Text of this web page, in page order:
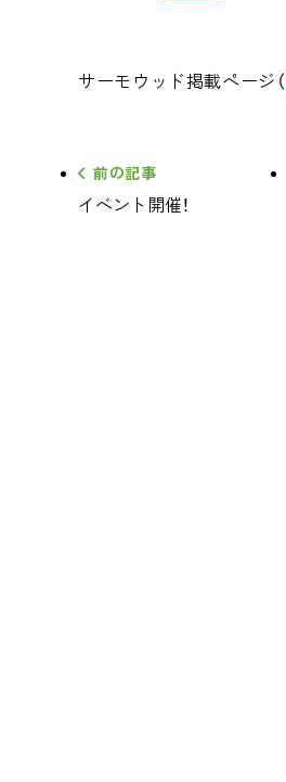
サーモウッド掲載ページ（
前の記事
イベント開催！